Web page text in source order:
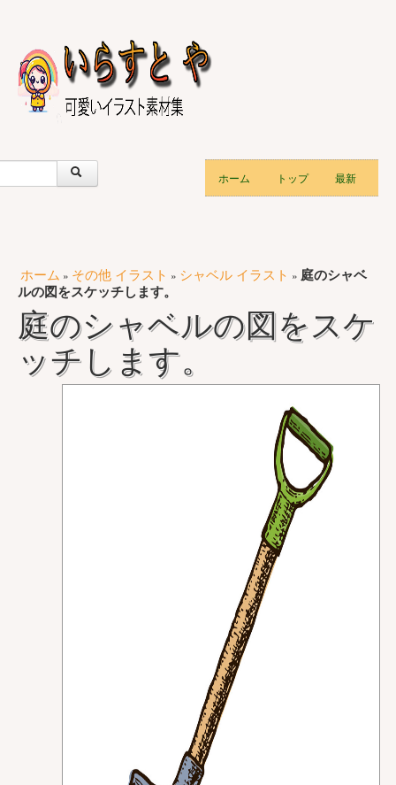
ホーム トップ 最新
ホーム » その他 イラスト » シャベル イラスト » 庭のシャベ
ルの図をスケッチします。
庭のシャベルの図をスケ
ッチします。